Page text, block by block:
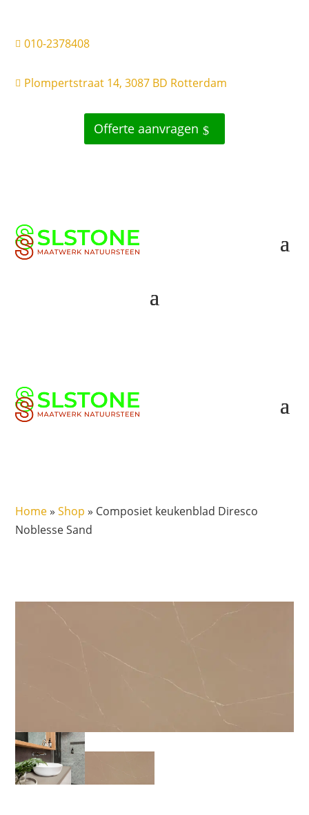
 010-2378408
 Plompertstraat 14, 3087 BD Rotterdam
Offerte aanvragen
Home»Shop » Composiet keukenblad Diresco
Noblesse Sand